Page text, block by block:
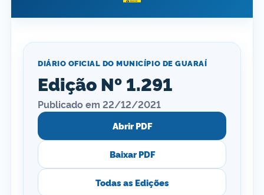
DIÁRIO OFICIAL DO MUNICÍPIO DE GUARAÍ
Edição Nº 1.291
Publicado em 22/12/2021
Abrir PDF
Baixar PDF
Todas as Edições